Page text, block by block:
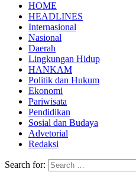
HOME
HEADLINES
Internasional
Nasional
Daerah
Lingkungan Hidup
HANKAM
Politik dan Hukum
Ekonomi
Pariwisata
Pendidikan
Sosial dan Budaya
Advetorial
Redaksi
Search for: